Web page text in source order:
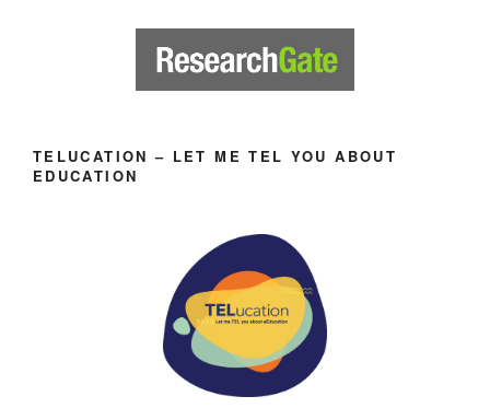
TELUCATION – LET ME TEL YOU ABOUT
EDUCATION